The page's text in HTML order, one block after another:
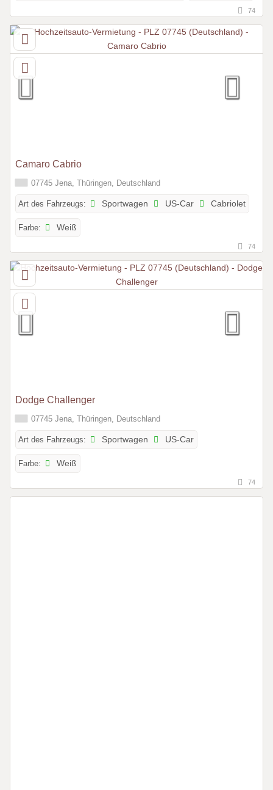
74
Camaro Cabrio
07745 Jena, Thüringen, Deutschland
Art des Fahrzeugs: Sportwagen US-Car Cabriolet
Farbe: Weiß
74
Dodge Challenger
07745 Jena, Thüringen, Deutschland
Art des Fahrzeugs: Sportwagen US-Car
Farbe: Weiß
74